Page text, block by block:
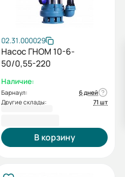
02.31.000029
Насос ГНОМ 10-6-
50/0,55-220
Наличие:
Барнаул:
6 дней
Другие склады:
71 шт
В корзину